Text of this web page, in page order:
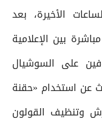
الأخيرة، بعد
بين الإعلامية
على السوشيال
عن استخدام «حقنة
وتنظيف القولون